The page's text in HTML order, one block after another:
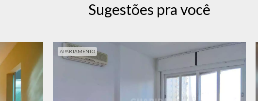
Sugestões pra você
APARTAMENTO